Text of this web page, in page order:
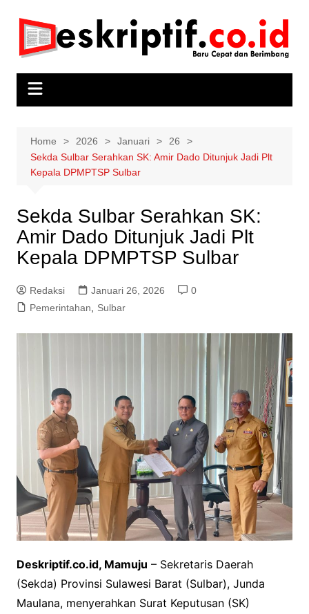
content
Home 2026 Januari
26
Sekda Sulbar Serahkan SK: Amir Dado Ditunjuk Jadi Plt
Kepala DPMPTSP Sulbar
Sekda Sulbar Serahkan SK:
Amir Dado Ditunjuk Jadi Plt
Kepala DPMPTSP Sulbar
Redaksi Januari 26, 2026
0
Pemerintahan
Sulbar
Deskriptif.co.id, Mamuju – Sekretaris Daerah
(Sekda) Provinsi Sulawesi Barat (Sulbar), Junda
Maulana, menyerahkan Surat Keputusan (SK)